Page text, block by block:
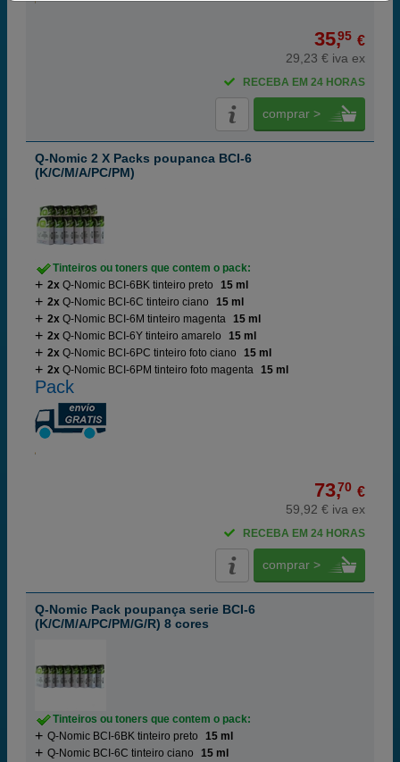
35,95 €
29,23 € iva ex
RECEBA EM 24 HORAS
comprar >
Q-Nomic 2 X Packs poupanca BCI-6
(K/C/M/A/PC/PM)
Tinteiros ou toners que contem o pack:
2x Q-Nomic BCI-6BK tinteiro preto
15 ml
2x Q-Nomic BCI-6C tinteiro ciano
15 ml
2x Q-Nomic BCI-6M tinteiro magenta 15 ml
2x Q-Nomic BCI-6Y tinteiro amarelo
15 ml
2x Q-Nomic BCI-6PC tinteiro foto ciano
15 ml
2x Q-Nomic BCI-6PM tinteiro foto magenta 15 ml
Pack
73,70 €
59,92 € iva ex
RECEBA EM 24 HORAS
comprar >
Q-Nomic Pack poupança serie BCI-6
(K/C/M/A/PC/PM/G/R) 8 cores
Tinteiros ou toners que contem o pack:
Q-Nomic BCI-6BK tinteiro preto
15 ml
Q-Nomic BCI-6C tinteiro ciano
15 ml